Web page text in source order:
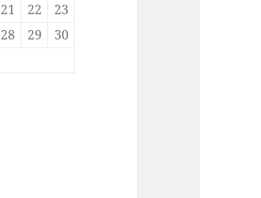
21 22
23
28 29
30